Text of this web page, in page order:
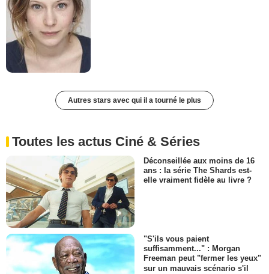
Autres stars avec qui il a tourné le plus
Toutes les actus Ciné & Séries
Déconseillée aux moins de 16
ans : la série The Shards est-
elle vraiment fidèle au livre ?
"S'ils vous paient
suffisamment..." : Morgan
Freeman peut "fermer les yeux"
sur un mauvais scénario s'il